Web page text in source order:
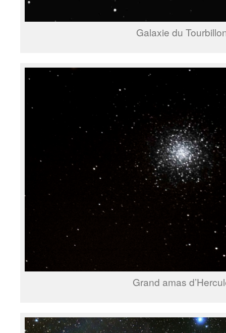
Galaxie du
Grand amas